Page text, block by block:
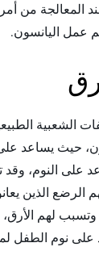
المعالجة من
عمل اليانسون.
الشعبية
حيث يساعد
على النوم، وقد
الرضع الذين
لهم
على نوم الطفل